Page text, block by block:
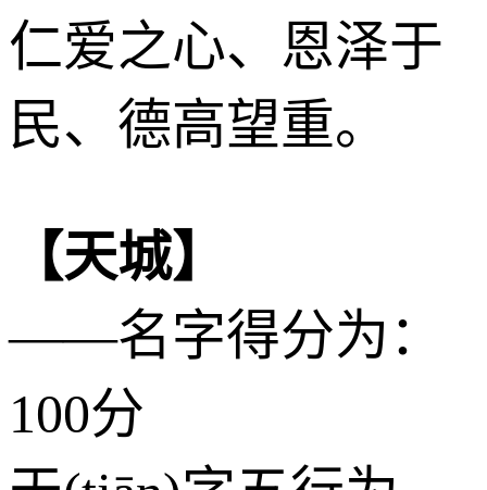
仁爱之心、恩泽于
民、德高望重。
【天城】
——名字得分为：
100分